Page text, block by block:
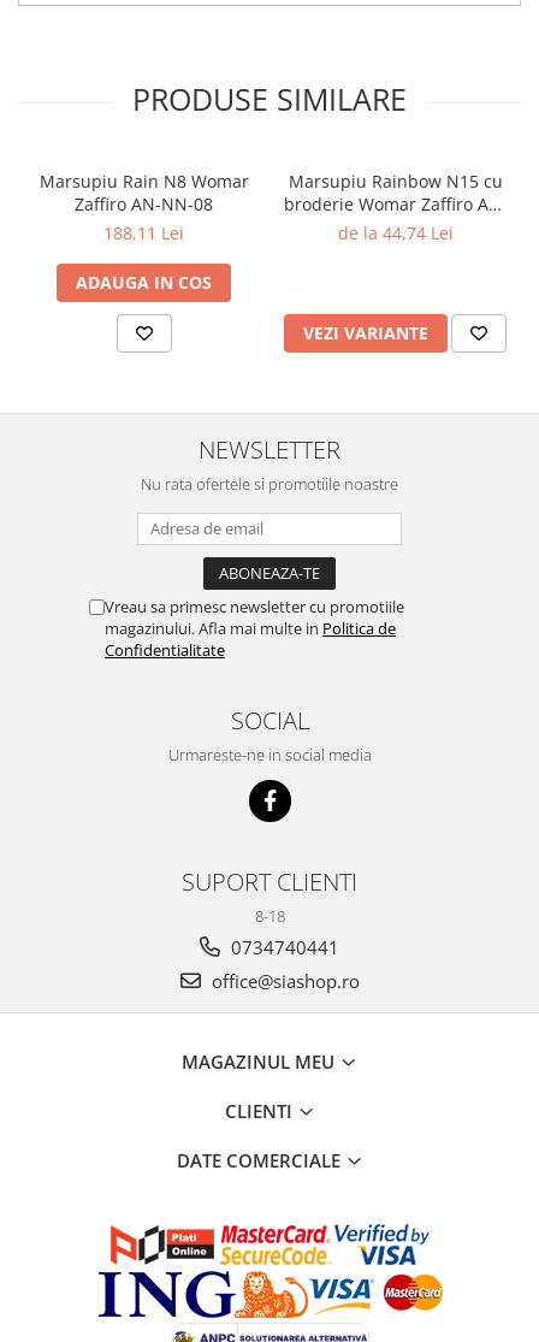
PRODUSE SIMILARE
Marsupiu Rain N8 Womar
Zaffiro AN-NN-08
188,11 Lei
ADAUGA IN COS
Marsupiu Rainbow N15 cu
broderie Womar Zaffiro AN-
NZ-15E
de la 44,74 Lei
VEZI VARIANTE
NEWSLETTER
Nu rata ofertele si promotiile noastre
Vreau sa primesc newsletter cu promotiile
magazinului. Afla mai multe in Politica de
Confidentialitate
SOCIAL
Urmareste-ne in social media
SUPORT CLIENTI
8-18
0734740441
office@siashop.ro
MAGAZINUL MEU
CLIENTI
DATE COMERCIALE